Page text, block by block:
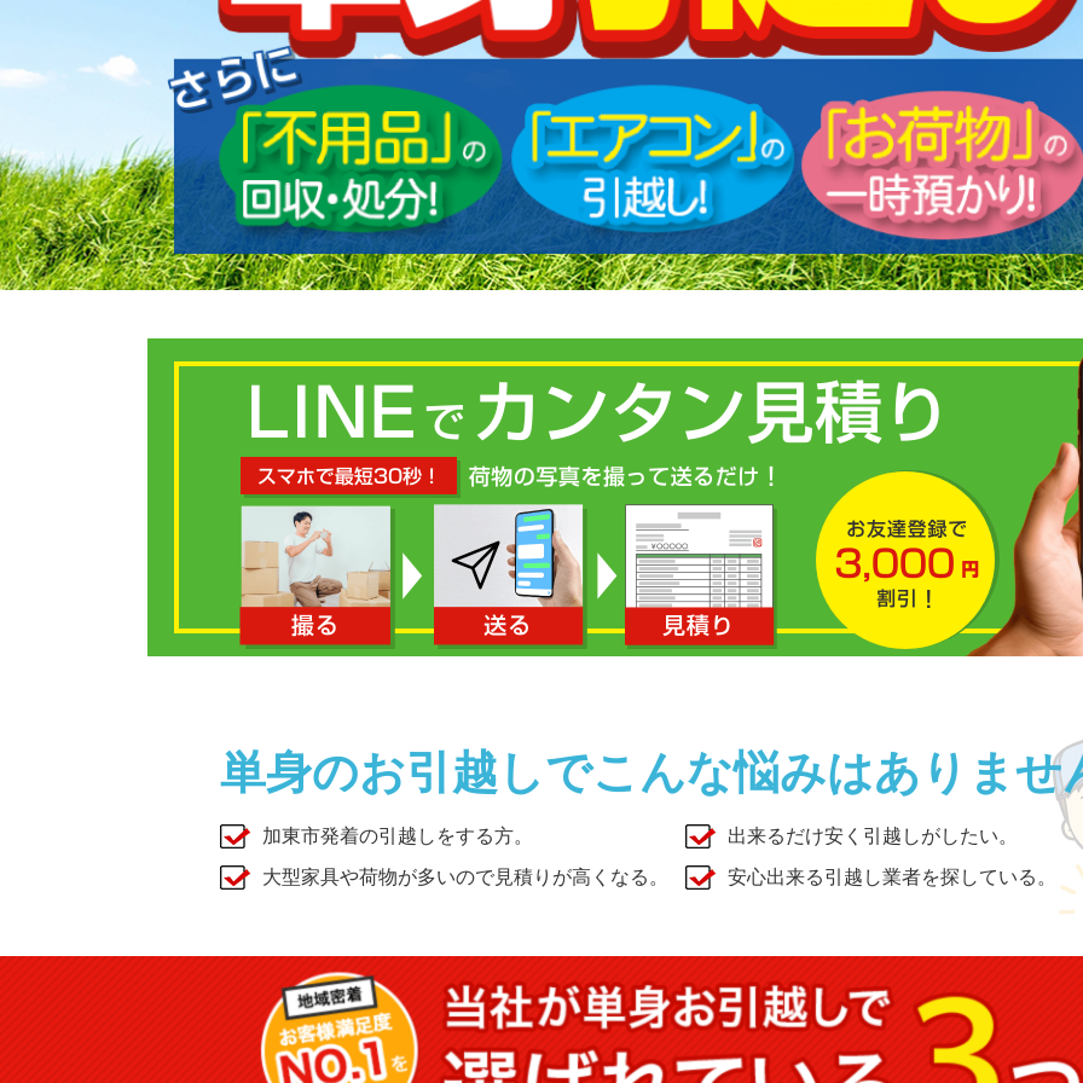
単身のお引越しでこんな悩みはありませ
加東市発着の引越しをする方。
出来るだけ安く引越しがしたい。
大型家具や荷物が多いので見積りが高くなる。
安心出来る引越し業者を探している。